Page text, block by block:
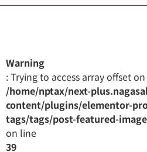
Warning
: Trying to access array offset
/home/nptax/next-
content/plugins/elementor-
tags/tags/post-featured-
on line
39